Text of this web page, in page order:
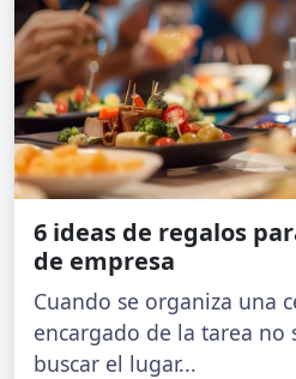
6 ideas de regalos
de empresa
Cuando se organiza una
encargado de la tarea no
buscar el lugar...